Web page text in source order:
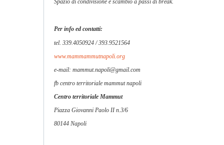
Spazio di condivisione e scambio a passi di break.
Per info ed contatti:
tel. 339.4050924 / 393.9521564
www.mammammutnapoli.org
e-mail: mammut.napoli@gmail.com
fb centro territoriale mammut napoli
Centro territoriale Mammut
Piazza Giovanni Paolo II n.3/6
80144 Napoli